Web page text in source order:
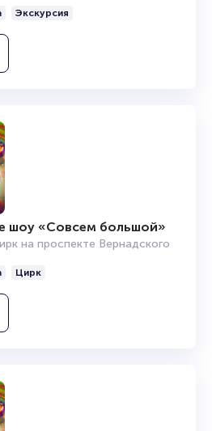
Экскурсия
шоу «Совсем большой»
на проспекте Вернадского
Цирк